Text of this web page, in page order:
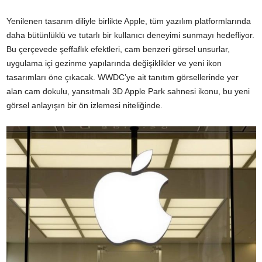
Yenilenen tasarım diliyle birlikte Apple, tüm yazılım platformlarında
daha bütünlüklü ve tutarlı bir kullanıcı deneyimi sunmayı hedefliyor.
Bu çerçevede şeffaflık efektleri, cam benzeri görsel unsurlar,
uygulama içi gezinme yapılarında değişiklikler ve yeni ikon
tasarımları öne çıkacak. WWDC’ye ait tanıtım görsellerinde yer
alan cam dokulu, yansıtmalı 3D Apple Park sahnesi ikonu, bu yeni
görsel anlayışın bir ön izlemesi niteliğinde.